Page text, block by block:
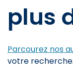
plus
Parcourez nos
votre recherche.